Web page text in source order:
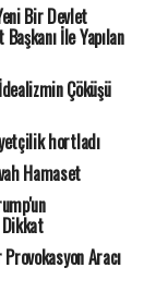
Bir Devlet
İle Yapılan
Çöküşü
hortladı
Hamaset
Aracı